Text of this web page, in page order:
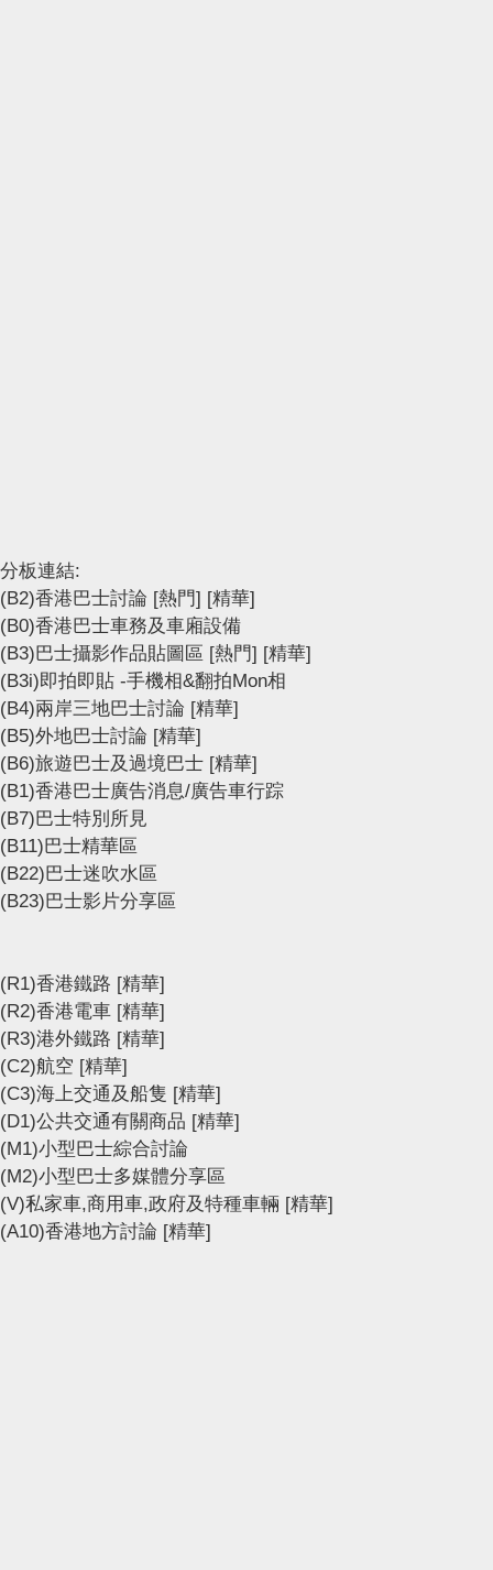
分板連結:
(B2)香港巴士討論 [熱門] [精華]
(B0)香港巴士車務及車廂設備
(B3)巴士攝影作品貼圖區 [熱門] [精華]
(B3i)即拍即貼 -手機相&翻拍Mon相
(B4)兩岸三地巴士討論 [精華]
(B5)外地巴士討論 [精華]
(B6)旅遊巴士及過境巴士 [精華]
(B1)香港巴士廣告消息/廣告車行踪
(B7)巴士特別所見
(B11)巴士精華區
(B22)巴士迷吹水區
(B23)巴士影片分享區
(R1)香港鐵路 [精華]
(R2)香港電車 [精華]
(R3)港外鐵路 [精華]
(C2)航空 [精華]
(C3)海上交通及船隻 [精華]
(D1)公共交通有關商品 [精華]
(M1)小型巴士綜合討論
(M2)小型巴士多媒體分享區
(V)私家車,商用車,政府及特種車輛 [精華]
(A10)香港地方討論 [精華]